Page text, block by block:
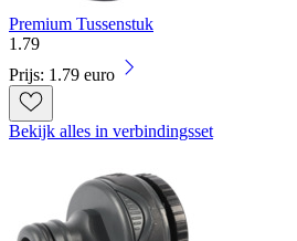
Premium Tussenstuk
1 .79
Prijs: 1.79 euro
Bekijk alles in verbindingsset